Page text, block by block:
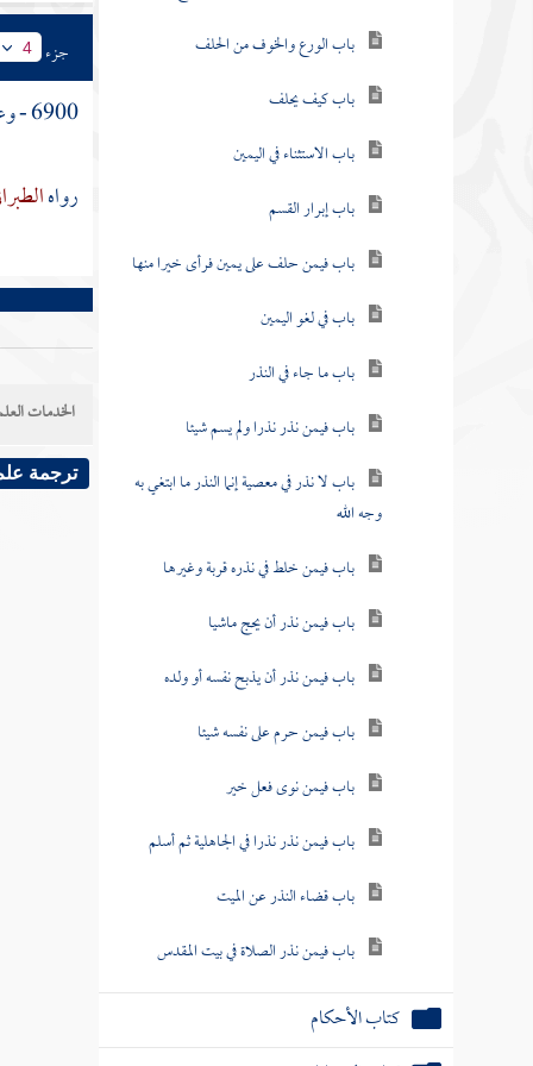
باب الورع والخوف من الحلف
باب كيف يحلف
باب الاستثناء في اليمين
باب إبرار القسم
باب فيمن حلف على يمين فرأى خيرا منها
باب في لغو اليمين
باب ما جاء في النذر
باب فيمن نذر نذرا ولم يسم شيئا
باب لا نذر في معصية إنما النذر ما ابتغي به
وجه الله
باب فيمن خلط في نذره قربة وغيرها
باب فيمن نذر أن يحج ماشيا
باب فيمن نذر أن يذبح نفسه أو ولده
باب فيمن حرم على نفسه شيئا
باب فيمن نوى فعل خير
باب فيمن نذر نذرا في الجاهلية ثم أسلم
باب قضاء النذر عن الميت
باب فيمن نذر الصلاة في بيت المقدس
كتاب الأحكام
جزء 4
6900 - وعن
رواه
الخدمات
ترجمة